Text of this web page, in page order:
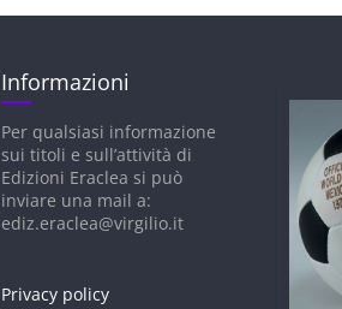
Informazioni
Per qualsiasi informazione
sui titoli e sull’attività di
Edizioni Eraclea si può
inviare una mail a:
ediz.eraclea@virgilio.it
Privacy policy